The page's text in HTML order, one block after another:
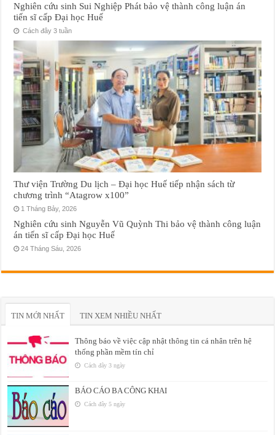
Nghiên cứu sinh Sui Nghiệp Phát bảo vệ thành công luận án
tiến sĩ cấp Đại học Huế
Cách đây 3 tuần
Thư viện Trường Du lịch – Đại học Huế tiếp nhận sách từ
chương trình “Atagrow x100”
1 Tháng Bảy, 2026
Nghiên cứu sinh Nguyễn Vũ Quỳnh Thi bảo vệ thành công luận
án tiến sĩ cấp Đại học Huế
24 Tháng Sáu, 2026
TIN MỚI NHẤT TIN XEM NHIỀU NHẤT
Thông báo về việc cập nhật thông tin cá nhân trên hệ
thống phần mềm tín chỉ
Cách đây 3 ngày
BÁO CÁO BA CÔNG KHAI
Cách đây 5 ngày